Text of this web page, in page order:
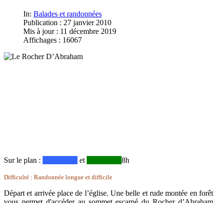
In: Balades et randonnées
Publication : 27 janvier 2010
Mis à jour : 11 décembre 2019
Affichages : 16067
Sur le plan : et 8h
Difficulté : Randonnée longue et difficile
Départ et arrivée place de l’église. Une belle et rude montée en forêt